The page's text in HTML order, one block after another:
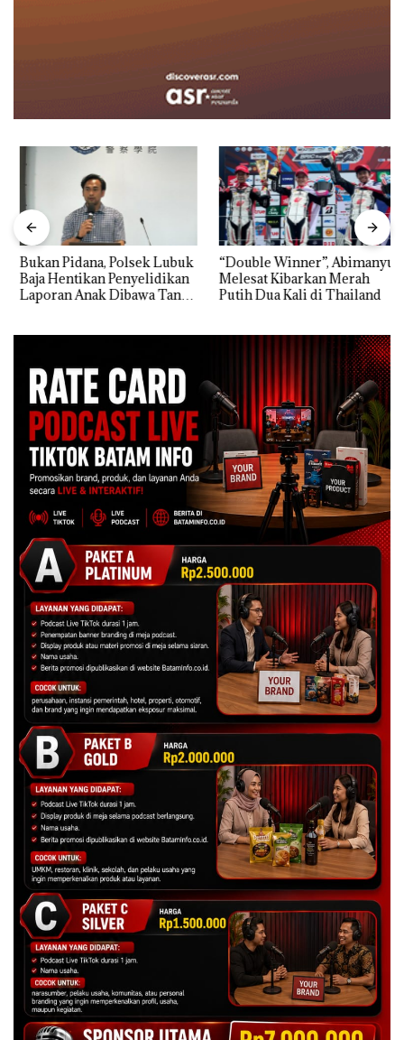
Bukan Pidana, Polsek Lubuk
Baja Hentikan Penyelidikan
Laporan Anak Dibawa Tanpa
“Double Winner”, Abimanyu
Melesat Kibarkan Merah
Putih Dua Kali di Thailand